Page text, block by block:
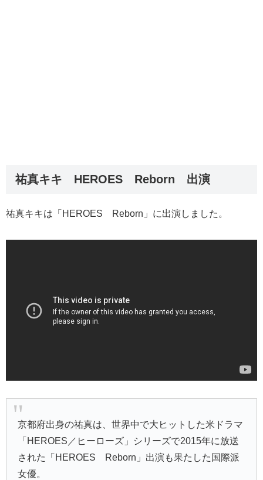
祐真キキ HEROES Reborn 出演
祐真キキは「HEROES Reborn」に出演しました。
京都府出身の祐真は、世界中で大ヒットした米ドラマ
「HEROES／ヒーローズ」シリーズで2015年に放送
された「HEROES Reborn」出演も果たした国際派
女優。